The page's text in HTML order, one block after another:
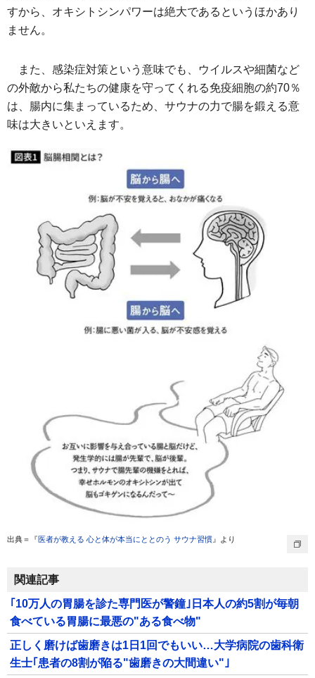
すから、オキシトシンパワーは絶大であるというほかあり
ません。
また、感染症対策という意味でも、ウイルスや細菌など
の外敵から私たちの健康を守ってくれる免疫細胞の約70％
は、腸内に集まっているため、サウナの力で腸を鍛える意
味は大きいといえます。
出典＝『医者が教える 心と体が本当にととのう サウナ習慣 』より
関連記事
｢10万人の胃腸を診た専門医が警鐘｣日本人の約5割が毎朝
食べている胃腸に最悪の"ある食べ物"
正しく磨けば歯磨きは1日1回でもいい…大学病院の歯科衛
生士｢患者の8割が陥る"歯磨きの大間違い"｣